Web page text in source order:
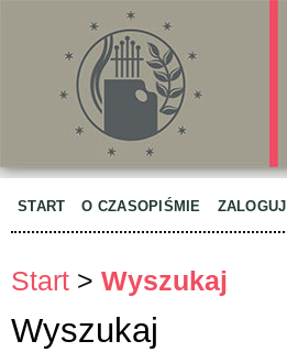
START O CZASOPIŚMIE ZALOGUJ
Start > Wyszukaj
Wyszukaj